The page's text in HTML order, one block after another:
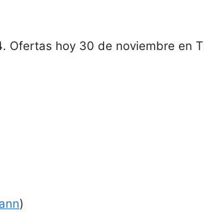
. Ofertas hoy 30 de noviembre en
)